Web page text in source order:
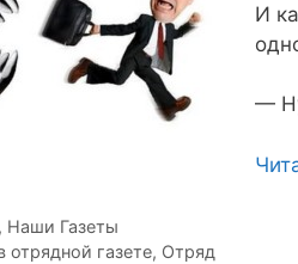
И
—
Наши Газеты
отрядной газете, Отряд